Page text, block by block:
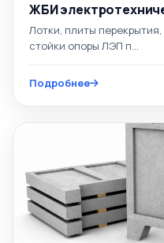
ЖБИ
Лотки, плиты
стойки опоры ЛЭП п...
Подробнее